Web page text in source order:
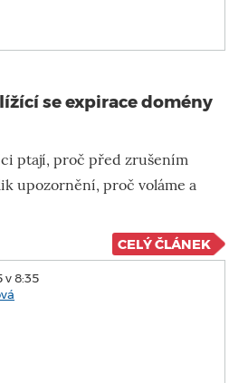
se expirace domény
ptají, proč před zrušením
upozornění, proč voláme a
CELÝ ČLÁNEK
v 8:35